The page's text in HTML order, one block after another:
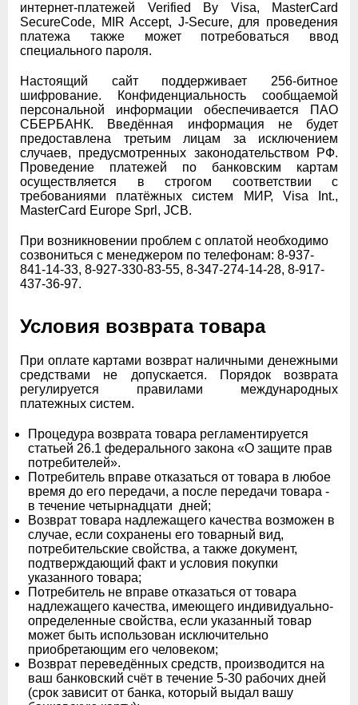
интернет-платежей Verified By Visa, MasterCard
SecureCode, MIR Accept, J-Secure, для проведения
платежа также может потребоваться ввод
специального пароля.
Настоящий сайт поддерживает 256-битное
шифрование. Конфиденциальность сообщаемой
персональной информации обеспечивается ПАО
СБЕРБАНК. Введённая информация не будет
предоставлена третьим лицам за исключением
случаев, предусмотренных законодательством РФ.
Проведение платежей по банковским картам
осуществляется в строгом соответствии с
требованиями платёжных систем МИР, Visa Int.,
MasterCard Europe Sprl, JCB.
При возникновении проблем с оплатой необходимо
созвониться с менеджером по телефонам: 8-937-
841-14-33, 8-927-330-83-55, 8-347-274-14-28, 8-917-
437-36-97.
Условия возврата товара
При оплате картами возврат наличными денежными
средствами не допускается. Порядок возврата
регулируется правилами международных
платежных систем.
Процедура возврата товара регламентируется
статьей 26.1 федерального закона «О защите прав
потребителей».
Потребитель вправе отказаться от товара в любое
время до его передачи, а после передачи товара -
в течение четырнадцати дней;
Возврат товара надлежащего качества возможен в
случае, если сохранены его товарный вид,
потребительские свойства, а также документ,
подтверждающий факт и условия покупки
указанного товара;
Потребитель не вправе отказаться от товара
надлежащего качества, имеющего индивидуально-
определенные свойства, если указанный товар
может быть использован исключительно
приобретающим его человеком;
Возврат переведённых средств, производится на
ваш банковский счёт в течение 5-30 рабочих дней
(срок зависит от банка, который выдал вашу